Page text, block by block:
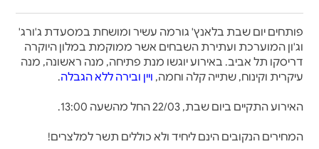
פותחים יום שבת בלאנץ' גורמה עשיר ומושחת במסעדת ג'ורג'
וג'ון המוערכת ועתירת השבחים אשר ממוקמת במלון היוקרה
דריסקו תל אביב. באירוע יוגשו מנת פתיחה, מנה ראשונה, מנה
עיקרית וקינוח, שתייה קלה וחמה, ויין ובירה ללא הגבלה.
האירוע התקיים ביום שבת, 22/03 החל מהשעה 13:00.
המחירים הנקובים הינם ליחיד ולא כוללים תשר למלצרים!